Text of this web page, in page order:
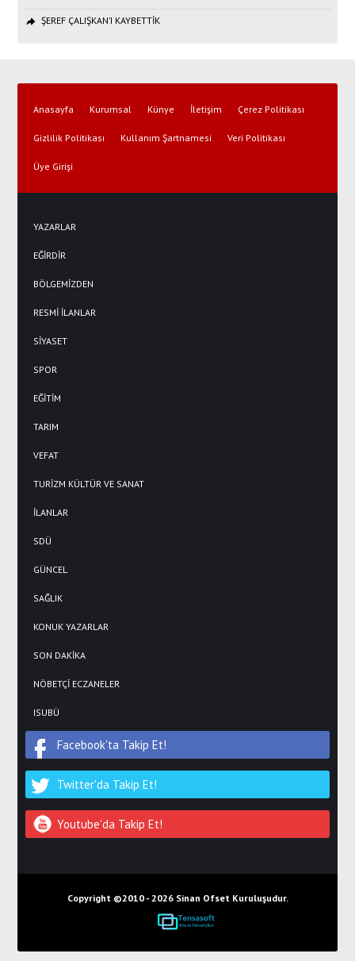
ŞEREF ÇALIŞKAN’I KAYBETTİK
Anasayfa Kurumsal Künye İletişim Çerez Politikası
Gizlilik Politikası Kullanım Şartnamesi Veri Politikası
Üye Girişi
YAZARLAR
EĞİRDİR
BÖLGEMİZDEN
RESMİ İLANLAR
SİYASET
SPOR
EĞİTİM
TARIM
VEFAT
TURİZM KÜLTÜR VE SANAT
İLANLAR
SDÜ
GÜNCEL
SAĞLIK
KONUK YAZARLAR
SON DAKİKA
NÖBETÇİ ECZANELER
ISUBÜ
Facebook'ta Takip Et!
Twitter'da Takip Et!
Youtube'da Takip Et!
Copyright ©2010 - 2026 Sinan Ofset Kuruluşudur.